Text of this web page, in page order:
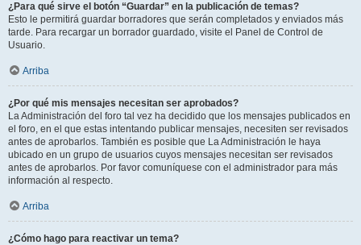
¿Para qué sirve el botón “Guardar” en la publicación de temas?
Esto le permitirá guardar borradores que serán completados y enviados más
tarde. Para recargar un borrador guardado, visite el Panel de Control de
Usuario.
Arriba
¿Por qué mis mensajes necesitan ser aprobados?
La Administración del foro tal vez ha decidido que los mensajes publicados en
el foro, en el que estas intentando publicar mensajes, necesiten ser revisados
antes de aprobarlos. También es posible que La Administración le haya
ubicado en un grupo de usuarios cuyos mensajes necesitan ser revisados
antes de aprobarlos. Por favor comuníquese con el administrador para más
información al respecto.
Arriba
¿Cómo hago para reactivar un tema?